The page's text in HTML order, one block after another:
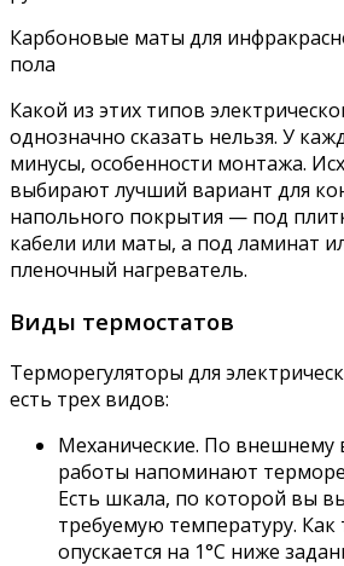
Карбоновые маты для
пола
Какой из этих типов
однозначно сказать нельзя. У
минусы, особенности монтажа.
выбирают лучший вариант для
напольного покрытия — под
кабели или маты, а под ламинат
пленочный нагреватель.
Виды термостатов
Терморегуляторы для
есть трех видов:
Механические. По внешнему
работы напоминают
Есть шкала, по которой вы
требуемую температуру. Как
опускается на 1°C ниже